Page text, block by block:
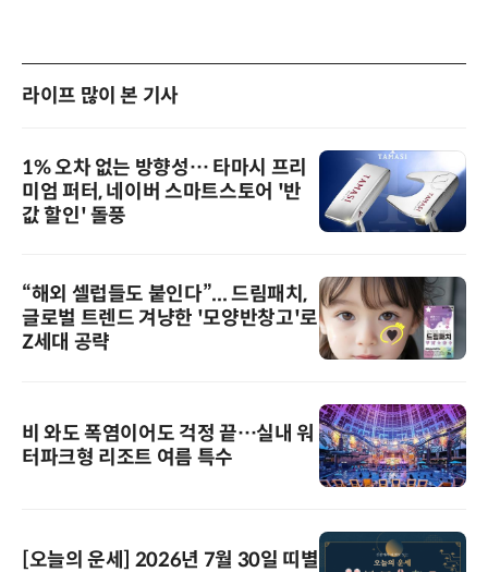
라이프 많이 본 기사
1% 오차 없는 방향성… 타마시 프리
미엄 퍼터, 네이버 스마트스토어 '반
값 할인' 돌풍
“해외 셀럽들도 붙인다”... 드림패치,
글로벌 트렌드 겨냥한 '모양반창고'로
Z세대 공략
비 와도 폭염이어도 걱정 끝…실내 워
터파크형 리조트 여름 특수
[오늘의 운세] 2026년 7월 30일 띠별